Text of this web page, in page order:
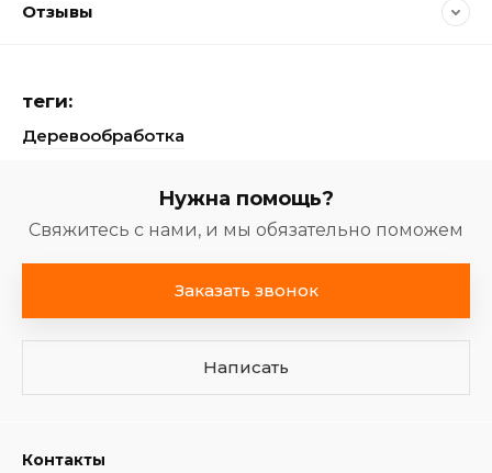
Отзывы
теги:
Деревообработка
Нужна помощь?
Свяжитесь с нами, и мы обязательно поможем
Заказать звонок
Написать
Контакты